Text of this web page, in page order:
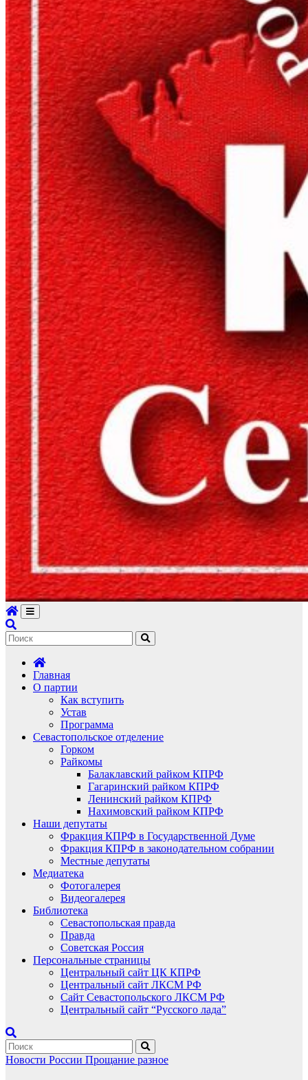
Главная
О партии
Как вступить
Устав
Программа
Севастопольское отделение
Горком
Райкомы
Балаклавский райком КПРФ
Гагаринский райком КПРФ
Ленинский райком КПРФ
Нахимовский райком КПРФ
Наши депутаты
Фракция КПРФ в Государственной Думе
Фракция КПРФ в законодательном собрании
Местные депутаты
Медиатека
Фотогалерея
Видеогалерея
Библиотека
Севастопольская правда
Правда
Советская Россия
Персональные страницы
Центральный сайт ЦК КПРФ
Центральный сайт ЛКСМ РФ
Сайт Севастопольского ЛКСМ РФ
Центральный сайт “Русского лада”
Новости России Прощание разное